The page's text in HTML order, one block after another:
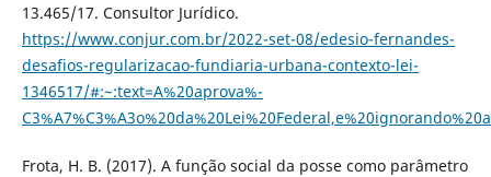
13.465/17. Consultor Jurídico.
https://www.conjur.com.br/2022-set-08/edesio-fernandes-
desafios-regularizacao-fundiaria-urbana-contexto-lei-
1346517/#:~:text=A%20aprova%-
Frota, H. B. (2017). A função social da posse como parâmetro